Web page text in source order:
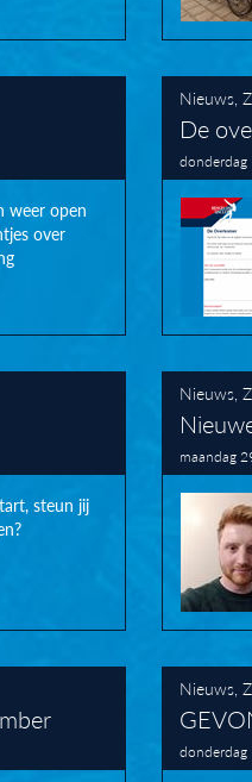
weer open
over
Nieuws,
De
donderdag
steun jij
Nieuws,
maandag
Nieuws,
donderdag